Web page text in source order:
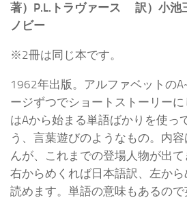
著）P.L.トラヴァース 訳）小
ノビー
※2冊は同じ本です。
1962年出版。アルファベットの
ージずつでショートストーリー
はAから始まる単語ばかりを使っ
う、言葉遊びのようなもの。内
んが、これまでの登場人物が出て
右からめくれば日本語訳、左か
読めます。単語の意味もあるので